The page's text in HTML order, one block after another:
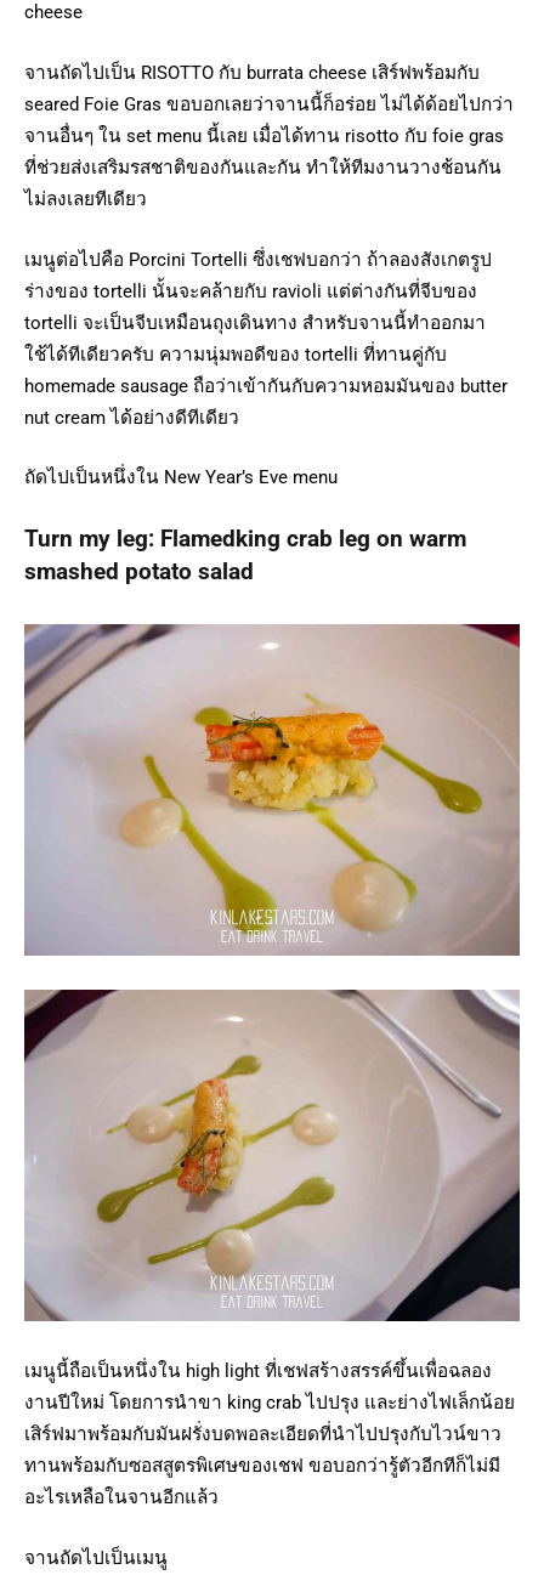
cheese
จานถัดไปเป็น RISOTTO กับ burrata cheese เสิร์ฟพร้อมกับ
seared Foie Gras ขอบอกเลยว่าจานนี้ก็อร่อย ไม่ได้ด้อยไปกว่า
จานอื่นๆ ใน set menu นี้เลย เมื่อได้ทาน risotto กับ foie gras
ที่ช่วยส่งเสริมรสชาติของกันและกัน ทำให้ทีมงานวางช้อนกัน
ไม่ลงเลยทีเดียว
เมนูต่อไปคือ Porcini Tortelli ซึ่งเชฟบอกว่า ถ้าลองสังเกตรูป
ร่างของ tortelli นั้นจะคล้ายกับ ravioli แต่ต่างกันที่จีบของ
tortelli จะเป็นจีบเหมือนถุงเดินทาง สำหรับจานนี้ทำออกมา
ใช้ได้ทีเดียวครับ ความนุ่มพอดีของ tortelli ที่ทานคู่กับ
homemade sausage ถือว่าเข้ากันกับความหอมมันของ butter
nut cream ได้อย่างดีทีเดียว
ถัดไปเป็นหนึ่งใน New Year’s Eve menu
Turn my leg: Flamedking crab leg on warm
smashed potato salad
เมนูนี้ถือเป็นหนึ่งใน high light ที่เชฟสร้างสรรค์ขึ้นเพื่อฉลอง
งานปีใหม่ โดยการนำขา king crab ไปปรุง และย่างไฟเล็กน้อย
เสิร์ฟมาพร้อมกับมันฝรั่งบดพอละเอียดที่นำไปปรุงกับไวน์ขาว
ทานพร้อมกับซอสสูตรพิเศษของเชฟ ขอบอกว่ารู้ตัวอีกทีก็ไม่มี
อะไรเหลือในจานอีกแล้ว
จานถัดไปเป็นเมนู